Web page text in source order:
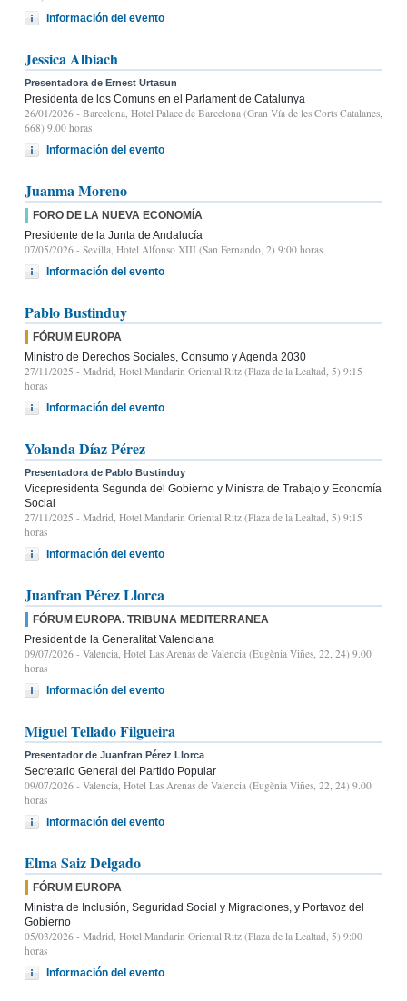
Información del evento
Jessica Albiach
Presentadora de Ernest Urtasun
Presidenta de los Comuns en el Parlament de Catalunya
26/01/2026 - Barcelona, Hotel Palace de Barcelona (Gran Vía de les Corts Catalanes,
668) 9.00 horas
Información del evento
Juanma Moreno
FORO DE LA NUEVA ECONOMÍA
Presidente de la Junta de Andalucía
07/05/2026 - Sevilla, Hotel Alfonso XIII (San Fernando, 2) 9:00 horas
Información del evento
Pablo Bustinduy
FÓRUM EUROPA
Ministro de Derechos Sociales, Consumo y Agenda 2030
27/11/2025 - Madrid, Hotel Mandarin Oriental Ritz (Plaza de la Lealtad, 5) 9:15
horas
Información del evento
Yolanda Díaz Pérez
Presentadora de Pablo Bustinduy
Vicepresidenta Segunda del Gobierno y Ministra de Trabajo y Economía
Social
27/11/2025 - Madrid, Hotel Mandarin Oriental Ritz (Plaza de la Lealtad, 5) 9:15
horas
Información del evento
Juanfran Pérez Llorca
FÓRUM EUROPA. TRIBUNA MEDITERRANEA
President de la Generalitat Valenciana
09/07/2026 - Valencia, Hotel Las Arenas de Valencia (Eugènia Viñes, 22, 24) 9.00
horas
Información del evento
Miguel Tellado Filgueira
Presentador de Juanfran Pérez Llorca
Secretario General del Partido Popular
09/07/2026 - Valencia, Hotel Las Arenas de Valencia (Eugènia Viñes, 22, 24) 9.00
horas
Información del evento
Elma Saiz Delgado
FÓRUM EUROPA
Ministra de Inclusión, Seguridad Social y Migraciones, y Portavoz del
Gobierno
05/03/2026 - Madrid, Hotel Mandarin Oriental Ritz (Plaza de la Lealtad, 5) 9:00
horas
Información del evento